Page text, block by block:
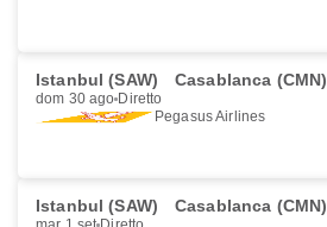
Istanbul (SAW) Casablanca (CMN)
dom 30 ago Diretto
Pegasus Airlines
Istanbul (SAW) Casablanca (CMN)